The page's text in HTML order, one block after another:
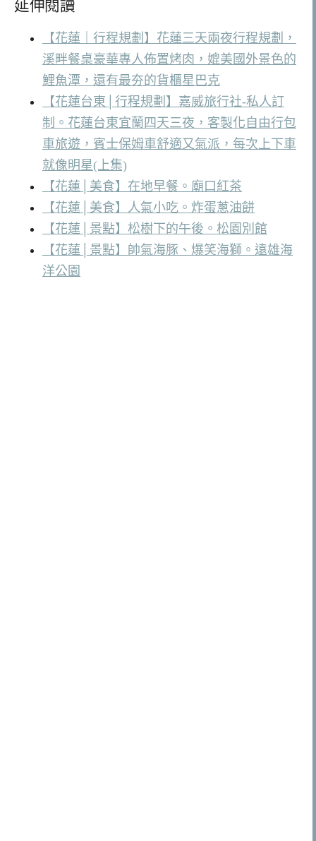
延伸閱讀
【花蓮｜行程規劃】花蓮三天兩夜行程規劃，
溪畔餐桌豪華專人佈置烤肉，媲美國外景色的
鯉魚潭，還有最夯的貨櫃星巴克
【花蓮台東│行程規劃】嘉威旅行社-私人訂
制。花蓮台東宜蘭四天三夜，客製化自由行包
車旅遊，賓士保姆車舒適又氣派，每次上下車
就像明星(上集)
【花蓮│美食】在地早餐。廟口紅茶
【花蓮│美食】人氣小吃。炸蛋蔥油餅
【花蓮│景點】松樹下的午後。松園別館
【花蓮│景點】帥氣海豚、爆笑海獅。遠雄海
洋公園